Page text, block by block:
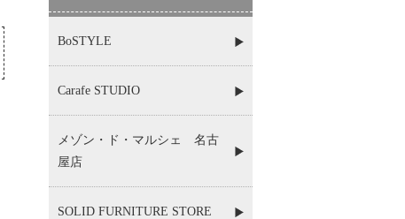
BoSTYLE
Carafe STUDIO
メゾン・ド・マルシェ 名古
屋店
SOLID FURNITURE STORE